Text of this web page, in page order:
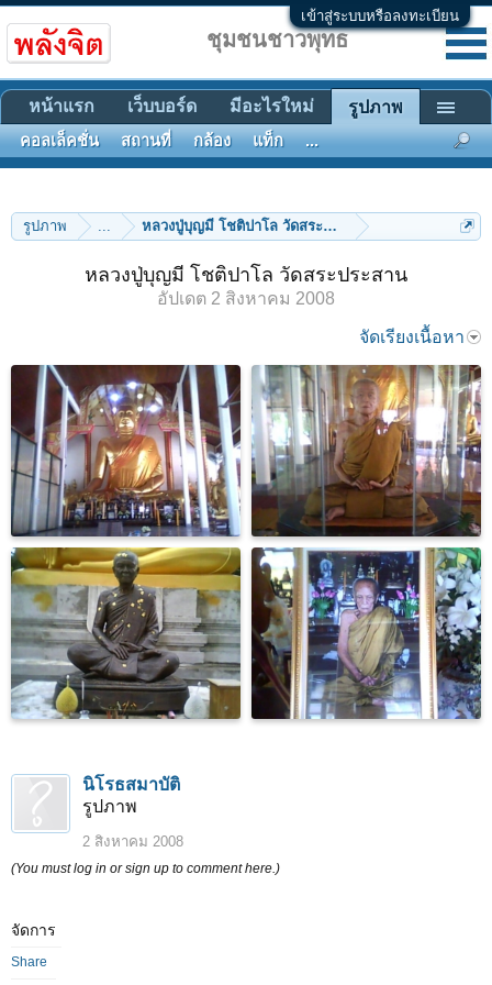
เข้าสู่ระบบหรือลงทะเบียน
รูปภาพ ... หลวงปู่บุญมี โชติปาโล วัดสระประสาน
หลวงปู่บุญมี โชติปาโล วัดสระประสาน
อัปเดต 2 สิงหาคม 2008
จัดเรียงเนื้อหา
นิโรธสมาบัติ
รูปภาพ
2 สิงหาคม 2008
(You must log in or sign up to comment here.)
จัดการ
Share
ชุมชนชาวพุทธ
หน้าแรก เว็บบอร์ด มีอะไรใหม่ รูปภาพ
คอลเล็คชั่น สถานที่ กล้อง แท็ก ...